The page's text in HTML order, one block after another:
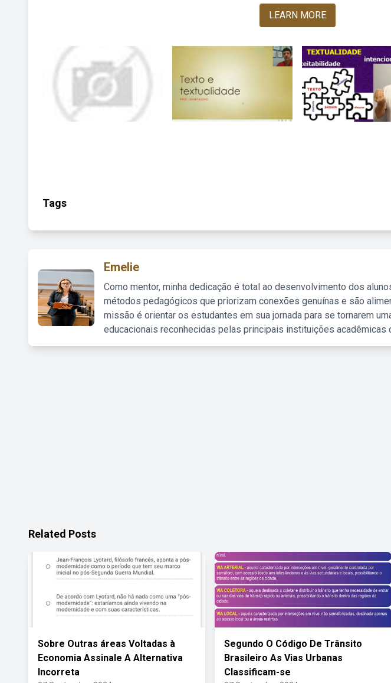
LEARN MORE
Tags
Emelie
Como mentor, minha dedicação é total ao desenvolvimento dos
métodos pedagógicos que priorizam conexões genuínas e são
missão é orientar os estudantes em sua jornada para se tornarem
educacionais reconhecidas pelas principais instituições acadêmicas
Related Posts
Sobre Outras áreas Voltadas à
Economia Assinale A Alternativa
Incorreta
Segundo O Código De Trânsito
Brasileiro As Vias Urbanas
Classificam-se